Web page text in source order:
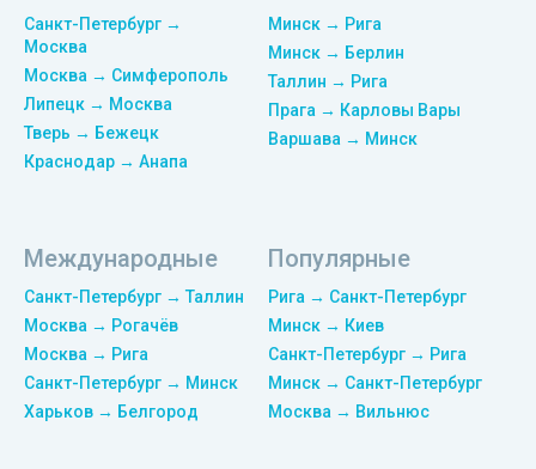
Санкт-Петербург →
Москва
Москва → Симферополь
Липецк → Москва
Тверь → Бежецк
Краснодар → Анапа
Минск → Рига
Минск → Берлин
Таллин → Рига
Прага → Карловы Вары
Варшава → Минск
Международные
Санкт-Петербург → Таллин
Москва → Рогачёв
Москва → Рига
Санкт-Петербург → Минск
Харьков → Белгород
Популярные
Рига → Санкт-Петербург
Минск → Киев
Санкт-Петербург → Рига
Минск → Санкт-Петербург
Москва → Вильнюс